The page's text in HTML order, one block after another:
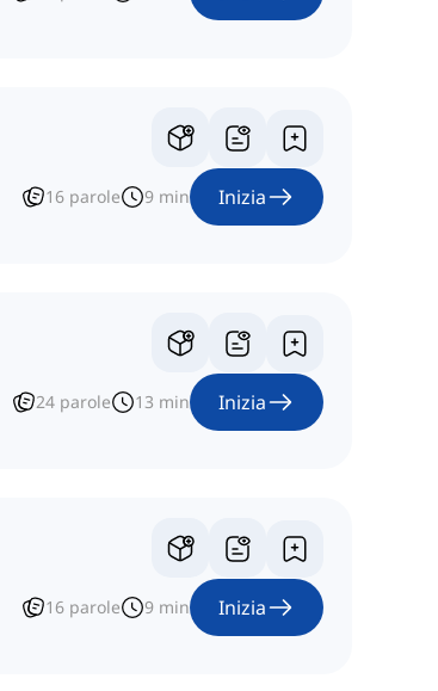
16 parole 9 min Inizia
24 parole 13 min Inizia
16 parole 9 min Inizia